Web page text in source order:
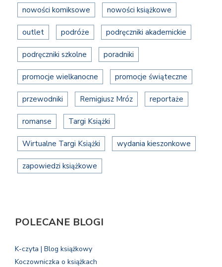
nowości komiksowe nowości książkowe
outlet podróże podręczniki akademickie
podręczniki szkolne poradniki
promocje wielkanocne promocje świąteczne
przewodniki Remigiusz Mróz reportaże
romanse Targi Książki
Wirtualne Targi Książki wydania kieszonkowe
zapowiedzi książkowe
POLECANE BLOGI
K-czyta | Blog książkowy
Koczowniczka o książkach